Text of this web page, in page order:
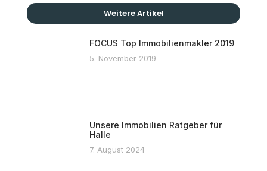
Weitere Artikel
FOCUS Top Immobilienmakler 2019
5. November 2019
Unsere Immobilien Ratgeber für
Halle
7. August 2024